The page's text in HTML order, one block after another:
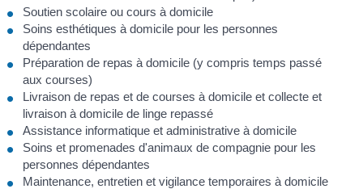
Soutien scolaire ou cours à domicile
Soins esthétiques à domicile pour les personnes
dépendantes
Préparation de repas à domicile (y compris temps passé
aux courses)
Livraison de repas et de courses à domicile et collecte et
livraison à domicile de linge repassé
Assistance informatique et administrative à domicile
Soins et promenades d'animaux de compagnie pour les
personnes dépendantes
Maintenance, entretien et vigilance temporaires à domicile